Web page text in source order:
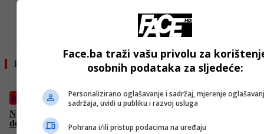
Pročitajte još
Izdvojeno
Norveška vladajuća Laburistička partija ponovo izabrana,
desničarski populisti ostvarili rast
Face.ba traži vašu privolu za
osobnih podataka za sljedeće:
Personalizirano oglašavanje i sadržaj, mjerenje
sadržaja, uvidi u publiku i razvoj usluga
Pohrana i/ili pristup podacima na uređaju